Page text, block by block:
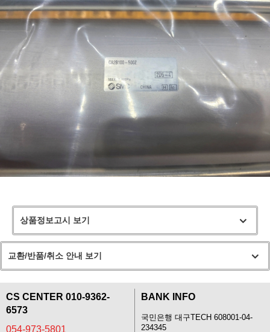
상품정보고시 보기
교환/반품/취소 안내 보기
CS CENTER 010-9362-
6573
054-973-5801
BANK INFO
국민은행 대구TECH 608001-04-
234345